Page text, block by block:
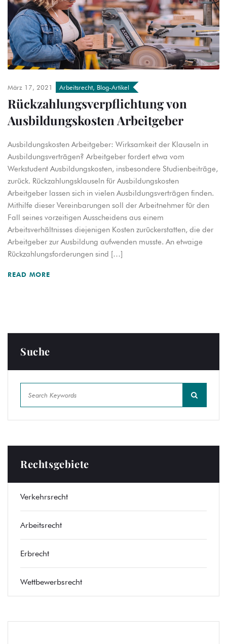
März 17, 2021 Arbeitsrecht, Blog-Artikel
Rückzahlungsverpflichtung von
Ausbildungskosten Arbeitgeber
Ausbildungskosten Arbeitgeber: Wirksamkeit der Klauseln in
Ausbildungsverträgen? Arbeitgeber fordert etwa vom
Werkstudent Ausbildungskosten, insbesondere Studienbeiträge,
zurück. Rückzahlungsklauseln für Ausbildungskosten
Arbeitgeber lassen sich in vielen Ausbildungsverträgen finden.
Mithilfe dieser Vereinbarungen soll der Arbeitnehmer für den
Fall seines vorzeitigen Ausscheidens aus einem
Arbeitsverhältnisses diejenigen Kosten zurückerstatten, die der
Arbeitgeber zur Ausbildung aufwenden musste. An etwaige
Rückzahlungsforderungen sind […]
READ MORE
Suche
Rechtsgebiete
Verkehrsrecht
Arbeitsrecht
Erbrecht
Wettbewerbsrecht